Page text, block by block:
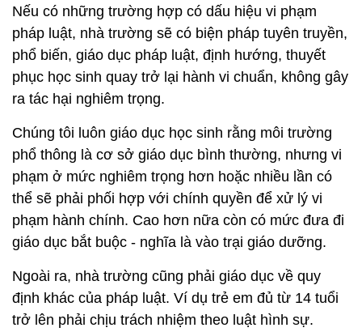
Nếu có những trường hợp có dấu hiệu vi phạm
pháp luật, nhà trường sẽ có biện pháp tuyên truyền,
phổ biến, giáo dục pháp luật, định hướng, thuyết
phục học sinh quay trở lại hành vi chuẩn, không gây
ra tác hại nghiêm trọng.
Chúng tôi luôn giáo dục học sinh rằng môi trường
phổ thông là cơ sở giáo dục bình thường, nhưng vi
phạm ở mức nghiêm trọng hơn hoặc nhiều lần có
thể sẽ phải phối hợp với chính quyền để xử lý vi
phạm hành chính. Cao hơn nữa còn có mức đưa đi
giáo dục bắt buộc - nghĩa là vào trại giáo dưỡng.
Ngoài ra, nhà trường cũng phải giáo dục về quy
định khác của pháp luật. Ví dụ trẻ em đủ từ 14 tuổi
trở lên phải chịu trách nhiệm theo luật hình sự.